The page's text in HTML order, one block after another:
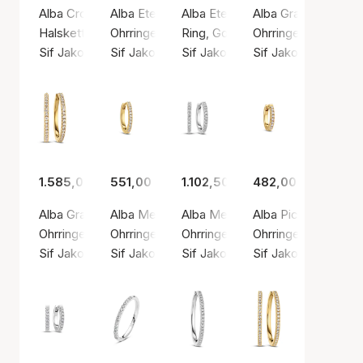
Alba Croce Necklace 0.64 ct
Halskette, Silberfarbe / Weißgold
Sif Jakobs Diamond
Alba Eternity Earrings 2.16 ct
Ohrringe, Goldfarben / Gold
Sif Jakobs Diamond
Alba Eternity Ring 1.32-1.56 ct
Ring, Goldfarben / Gold
Sif Jakobs Diamond
Alba Grande
Ohrringe,
Sif Jakobs
1.585,00 €
Alba Grande Earrings 0.36 ct
Ohrringe, Goldfarben / Gold
Sif Jakobs Diamond
551,00 €
Alba Medio Earring Single 0.12 ct
Ohrringe, Goldfarben / Gold
Sif Jakobs Diamond
1.102,50 €
Alba Medio Earrings 0.24 ct
Ohrringe, Silberfarbe / Weißgold
Sif Jakobs Diamond
482,00 €
Alba Piccolo
Ohrringe,
Sif Jakobs